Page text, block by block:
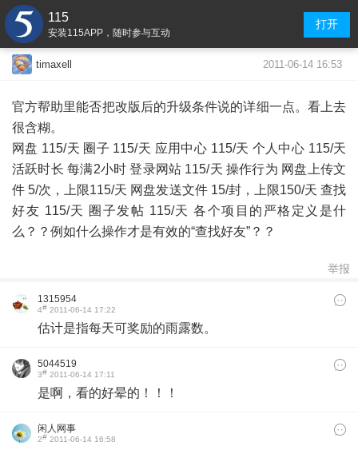
115
安装115APP，随时参与互动
打开
timaxell 2011-06-14 16:53
官方帮助里能否把改版后的升级条件说的详细一点。看上去
很含糊。
网盘 115/天 圈子 115/天 应用中心 115/天 个人中心 115/天
活跃时长 每满2小时 登录网站 115/天 操作行为 网盘上传文
件 5/次，上限115/天 网盘发送文件 15/封，上限150/天 查找
好友 115/天 圈子发帖 115/天 各个项目的严格定义是什
么？？例如什么操作才是有效的“查找好友”？？
举报
1315954
4# 2011-06-14 17:22
估计是指每天可奖励的雨露数。
5044519
3# 2011-06-14 17:11
是啊，看的好晕的！！！
闲人网事
2# 2011-06-14 16:58